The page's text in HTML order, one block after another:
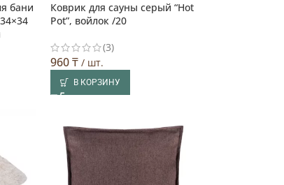
бани
Коврик для сауны серый “Hot
Pot”, войлок /20
(3)
960₸/ шт.
В КОРЗИНУ